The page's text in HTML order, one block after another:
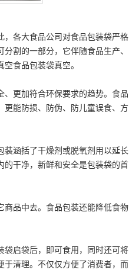
，各大食品公司对食品包装袋严格
割的一部分，它伴随食品生产、
食品包装袋真空。
、更加符合环保要求的趋势。食品
能防损、防伪、防儿童误食、方
装涵括了干燥剂或脱氧剂用以延长
的干净，新鲜和安全是包装袋的首
商品中去。食品包装还能降低食物
袋启袋后，即可食用，同时还可将
于清理。不仅仅方便了消费者，而